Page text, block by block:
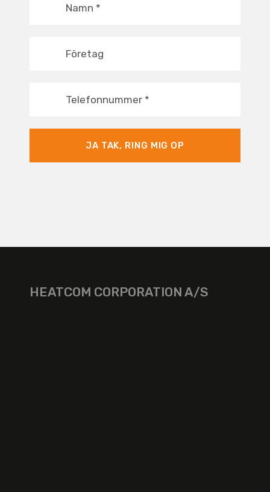
Namn *
Företag
Telefonnummer *
JA TAK, RING MIG OP
HEATCOM CORPORATION A/S